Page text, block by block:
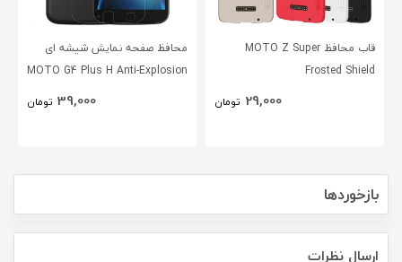
قاب محافظ MOTO Z Super
Frosted Shield
29,000 تومان
محافظ صفحه نمایش شیشه ای
MOTO G4 Plus H Anti-Explosion
39,000 تومان
بازخوردها
ارسال نظرات